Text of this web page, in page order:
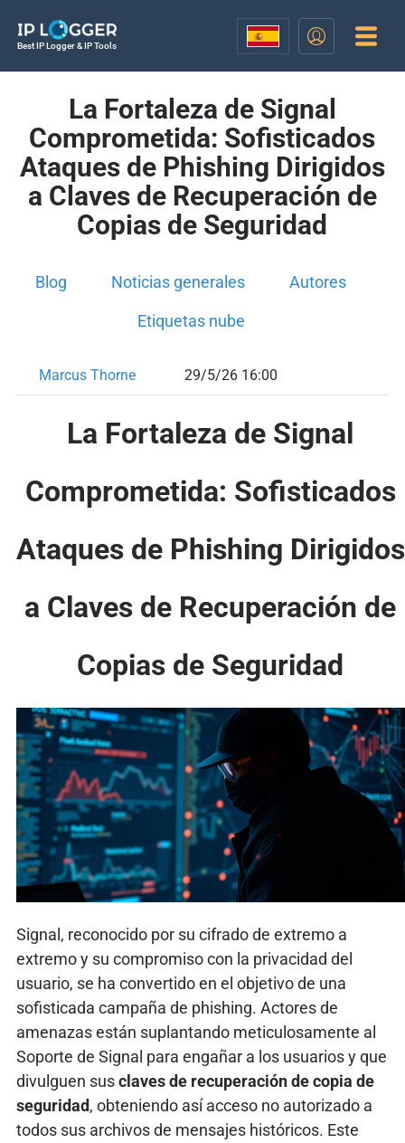
Best IP Logger & IP Tools
La Fortaleza de Signal
Comprometida: Sofisticados
Ataques de Phishing Dirigidos
a Claves de Recuperación de
Copias de Seguridad
Blog Noticias generales Autores
Etiquetas nube
Marcus Thorne 29/5/26 16:00
La Fortaleza de Signal
Comprometida: Sofisticados
Ataques de Phishing Dirigidos
a Claves de Recuperación de
Copias de Seguridad
Signal, reconocido por su cifrado de extremo a
extremo y su compromiso con la privacidad del
usuario, se ha convertido en el objetivo de una
sofisticada campaña de phishing. Actores de
amenazas están suplantando meticulosamente al
Soporte de Signal para engañar a los usuarios y que
divulguen susclaves de recuperación de copia de
seguridad, obteniendo así acceso no autorizado a
todos sus archivos de mensajes históricos. Este